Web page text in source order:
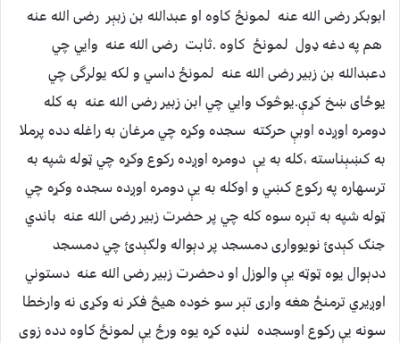
ابوبکر رضی الله عنه لمونځ کاوه او عبدالله بن زبېر رضی الله عنه
هم په دغه ډول لمونځ کاوه .ثابت رضی الله عنه وايي چي
دعبدالله بن زبير رضی الله عنه لمونځ داسي و لکه يولرگى چي
يوځاى ښخ کړې.يوڅوک وايي چي ابن زبير رضی الله عنه به کله
دومره اوږده اوبې حرکته سجده وکړه چي مرغان به راغله دده پرملا
به کښېناسته ،کله به يې دومره اوږده رکوع وکړه چي ټوله شپه به
ترسهاره په رکوع کښي و اوکله به يې دومره اوږده سجده وکړه چي
ټوله شپه به تېره سوه کله چي پر حضرت زبير رضی الله عنه باندي
جنګ کېدئ نويووارى دمسجد پر دېواله ولګېدئ چي دمسجد
ددېوال يوه ټوټه يې والوزل او دحضرت زبير رضی الله عنه دستوني
اوږيري ترمنځ هغه وارى تېر سو خوده هيڅ فکر نه وکړى نه وارخطا
سونه يې رکوع اوسجده لنډه کړه يوه ورځ يې لمونځ کاوه دده زوى